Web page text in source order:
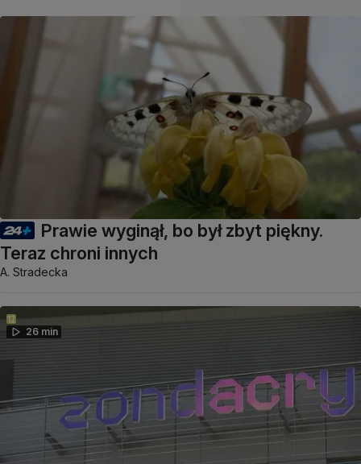
Prawie wyginął, bo był zbyt piękny.
Teraz chroni innych
A. Stradecka
26 min